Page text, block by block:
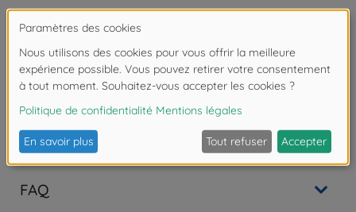
Détails
Échelle: 1:18
Les avis
FAQ